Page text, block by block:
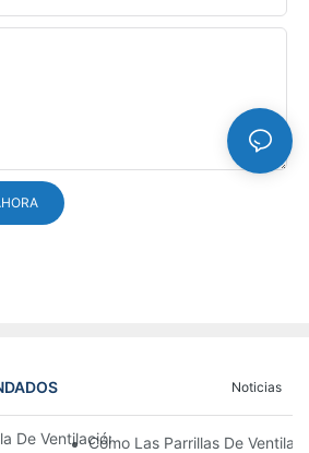
Noticias
De Ventilación De La Puerta De Aluminio
Cómo Las Parrillas De